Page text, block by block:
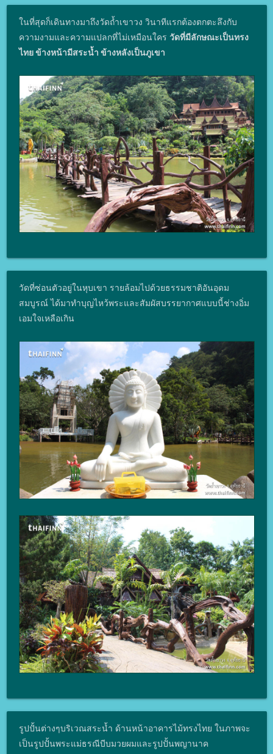
ในที่สุดก็เดินทางมาถึงวัดถ้ำเขาวง วินาทีแรกต้องตกตะลึงกับ
ความงามและความแปลกที่ไม่เหมือนใคร วัดที่มีลักษณะเป็นทรง
ไทย ข้างหน้ามีสระน้ำ ข้างหลังเป็นภูเขา
วัดที่ซ่อนตัวอยู่ในหุบเขา รายล้อมไปด้วยธรรมชาติอันอุดม
สมบูรณ์ ได้มาทำบุญไหว้พระและสัมผัสบรรยากาศแบบนี้ช่างอิ่ม
เอมใจเหลือเกิน
รูปปั้นต่างๆบริเวณสระน้ำ ด้านหน้าอาคารไม้ทรงไทย ในภาพจะ
เป็นรูปปั้นพระแม่ธรณีบีบมวยผมและรูปปั้นพญานาค